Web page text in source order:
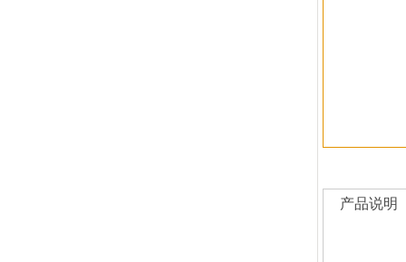
产品说明